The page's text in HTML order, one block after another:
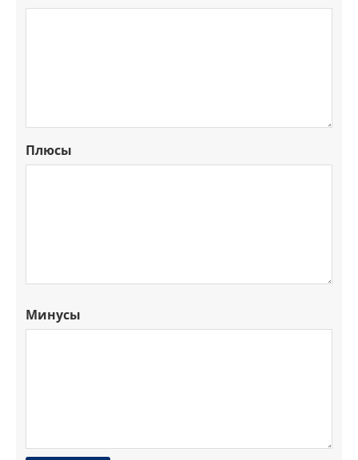
Плюсы
Минусы